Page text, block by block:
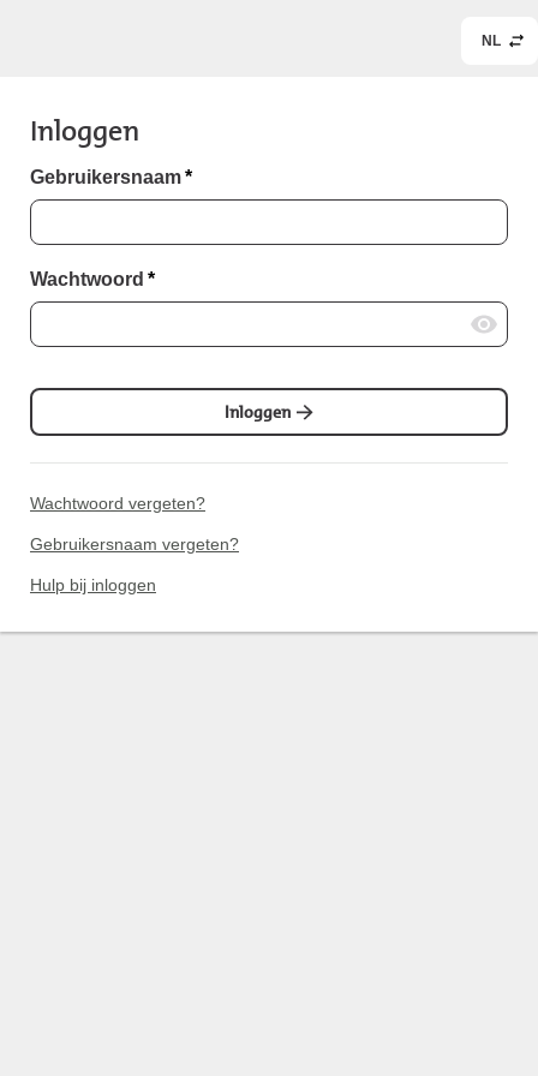
NL
Inloggen
Gebruikersnaam*
Wachtwoord *
Inloggen
Wachtwoord vergeten?
Gebruikersnaam vergeten?
Hulp bij inloggen